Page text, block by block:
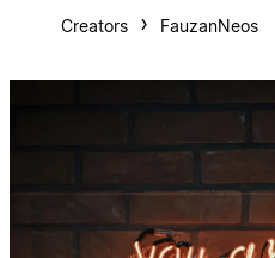
Creators FauzanNeos